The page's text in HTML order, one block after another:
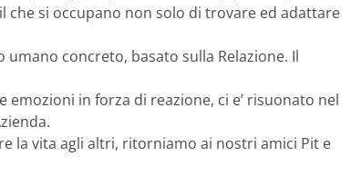
che si occupano non solo di trovare ed adattare
concreto, basato sulla Relazione. Il
in forza di reazione, ci e’ risuonato nel
la vita agli altri, ritorniamo ai nostri amici Pit e